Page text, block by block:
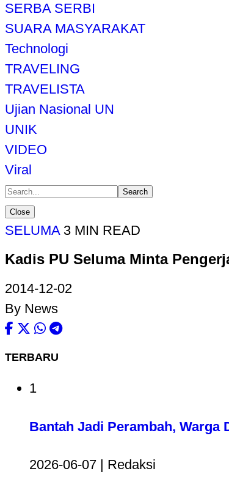
SERBA SERBI
SUARA MASYARAKAT
Technologi
TRAVELING
TRAVELISTA
Ujian Nasional UN
UNIK
VIDEO
Viral
Search
Close
SELUMA 3 MIN READ
Kadis PU Seluma Minta
2014-12-02
By News
TERBARU
1
Bantah Jadi Perambah, Warga
2026-06-07 | Redaksi